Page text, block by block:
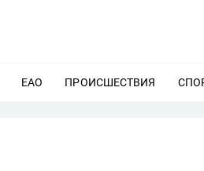
ЕЩЕ
ЕАО ЕЩЕ
ПРОИСШЕСТВИЯ ЕЩЕ